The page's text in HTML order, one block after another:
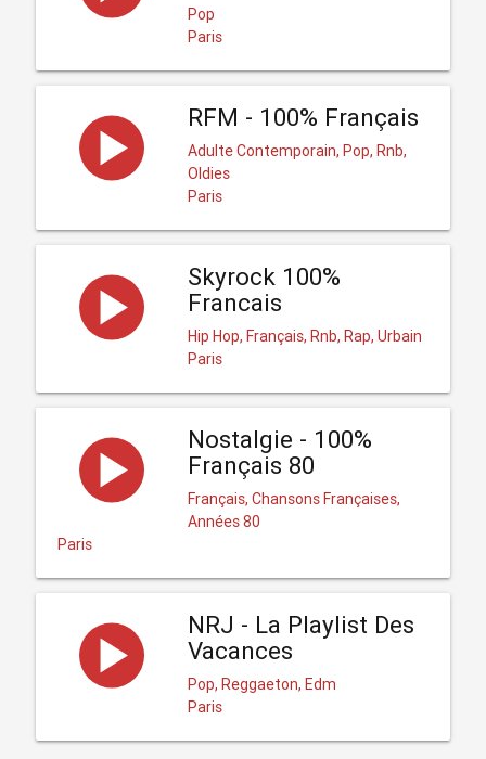
Pop
Paris
RFM - 100% Français
Adulte Contemporain, Pop, Rnb,
Oldies
Paris
Skyrock 100%
Francais
Hip Hop, Français, Rnb, Rap, Urbain
Paris
Nostalgie - 100%
Français 80
Français, Chansons Françaises,
Années 80
Paris
NRJ - La Playlist Des
Vacances
Pop, Reggaeton, Edm
Paris